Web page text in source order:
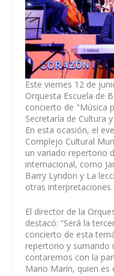
Este viernes 12 de
Orquesta Escuela de
concierto de "Música
Secretaría de Cultura
En esta ocasión, el
Complejo Cultural
un variado repertorio
internacional, como
Barry Lyndon y La
otras interpretaciones.
El director de la
destacó: “Será la
concierto de esta
repertorio y sumando
contaremos con la
Mario Marín, quien es